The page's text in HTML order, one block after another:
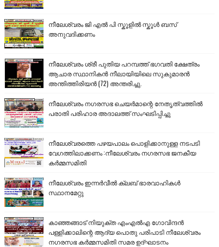
നീലേശ്വരം ജി എൽ പി സ്കൂളിൽ സ്കൂൾ ബസ്
അനുവദിക്കണം
നീലേശ്വരം ശ്രീ പുതിയ പറമ്പത്ത് ഭഗവതി ക്ഷേത്രം
ആചാര സ്ഥാനികൻ നീലായിയിലെ സുകുമാരൻ
അന്തിത്തിരിയൻ (72) അന്തരിച്ചു.
നീലേശ്വരം നഗരസഭ ചെയർമാന്റെ നേതൃത്വത്തിൽ
പരാതി പരിഹാര അദാലത്ത് സംഘടിപ്പിച്ചു
നീലേശ്വരത്തെ പഴയപാലം പൊളിക്കാനുള്ള നടപടി
വേഗത്തിലാക്കണം :നീലേശ്വരം നഗരസഭ ജനകീയ
കർമ്മസമിതി
നീലേശ്വരം ഇന്നർവീൽ ക്ലബ് ഭാരവാഹികൾ
സ്ഥാനമേറ്റു
കാഞ്ഞങ്ങാട് നിയുക്ത എംഎൽഎ ഗോവിന്ദൻ
പള്ളിക്കാലിന്റെ ആദ്യ പൊതു പരിപാടി നീലേശ്വരം
നഗരസഭ കർമ്മസമിതി സമര ഉദ്ഘാടനം